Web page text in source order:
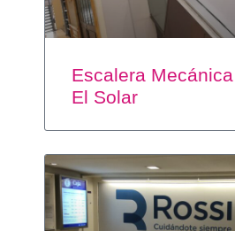
Escalera Mecánica
El Solar